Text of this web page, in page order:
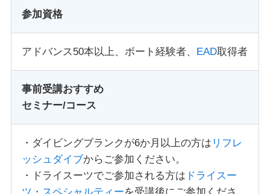
参加資格
アドバンス50本以上、ボート経験者、 EAD取得者
事前受講おすすめ
セミナー/コース
・ダイビングブランクが6か月以上の方は リフレ
ッシュダイブからご参加ください。
・ドライスーツでご参加される方は ドライスー